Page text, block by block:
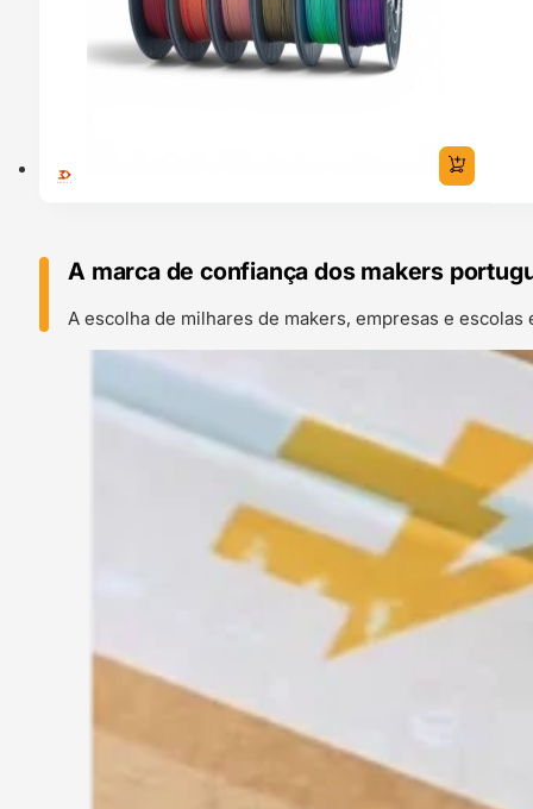
A marca de confiança dos makers
A escolha de milhares de makers, empresas e escolas